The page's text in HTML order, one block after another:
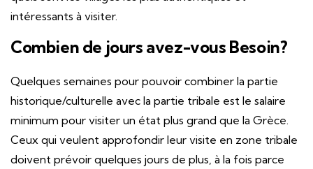
intéressants à visiter.
Combien de jours avez-vous Besoin?
Quelques semaines pour pouvoir combiner la partie
historique/culturelle avec la partie tribale est le salaire
minimum pour visiter un état plus grand que la Grèce.
Ceux qui veulent approfondir leur visite en zone tribale
doivent prévoir quelques jours de plus, à la fois parce